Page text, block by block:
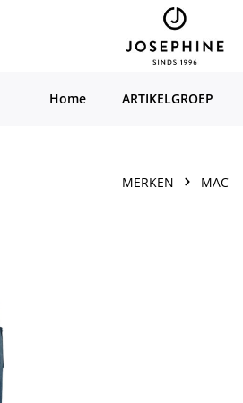
Home ARTIKELGROEP
MERKEN MAC